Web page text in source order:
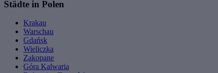
Städte in Polen
Krakau
Warschau
Gdańsk
Wieliczka
Zakopane
Góra Kalwaria